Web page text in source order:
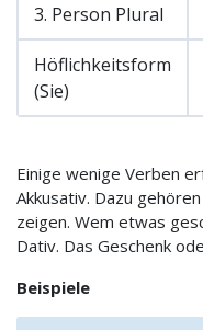
3. Person Plural
Höflichkeitsform
(Sie)
Einige wenige Verben
Akkusativ. Dazu
zeigen. Wem etwas
Dativ. Das Geschenk
Beispiele